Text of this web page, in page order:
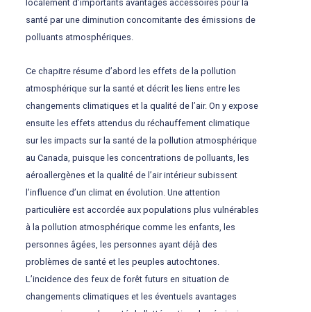
localement d’importants avantages accessoires pour la
santé par une diminution concomitante des émissions de
polluants atmosphériques.
Ce chapitre résume d’abord les effets de la pollution
atmosphérique sur la santé et décrit les liens entre les
changements climatiques et la qualité de l’air. On y expose
ensuite les effets attendus du réchauffement climatique
sur les impacts sur la santé de la pollution atmosphérique
au Canada, puisque les concentrations de polluants, les
aéroallergènes et la qualité de l’air intérieur subissent
l’influence d’un climat en évolution. Une attention
particulière est accordée aux populations plus vulnérables
à la pollution atmosphérique comme les enfants, les
personnes âgées, les personnes ayant déjà des
problèmes de santé et les peuples autochtones.
L’incidence des feux de forêt futurs en situation de
changements climatiques et les éventuels avantages